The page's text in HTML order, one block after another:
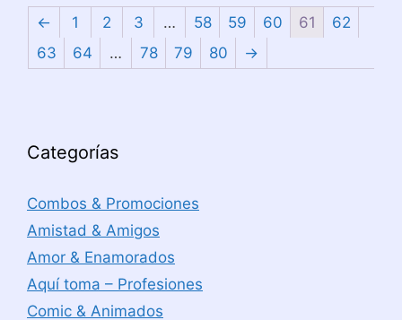
← 1 2 3 … 58 59 60 61
62
63
64 … 78 79 80 →
Categorías
Combos & Promociones
Amistad & Amigos
Amor & Enamorados
Aquí toma – Profesiones
Comic & Animados